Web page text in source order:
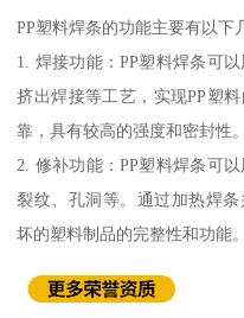
PP塑料焊条的功能主要有以下
1. 焊接功能：PP塑料焊条可
挤出焊接等工艺，实现PP塑
靠，具有较高的强度和密封性。
2. 修补功能：PP塑料焊条可
裂纹、孔洞等。通过加热焊
坏的塑料制品的完整性和功能。